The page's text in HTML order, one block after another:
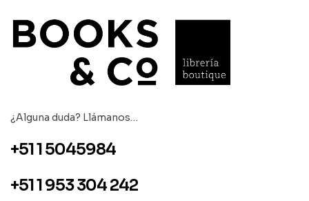
¿Alguna duda? Llámanos…
+51 1 5045984
+51 1 953 304 242